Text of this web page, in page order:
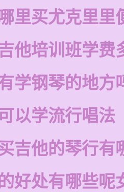
里买尤克里里
他培训班学费
学钢琴的地方
以学流行唱法
吉他的琴行有
好处有哪些呢